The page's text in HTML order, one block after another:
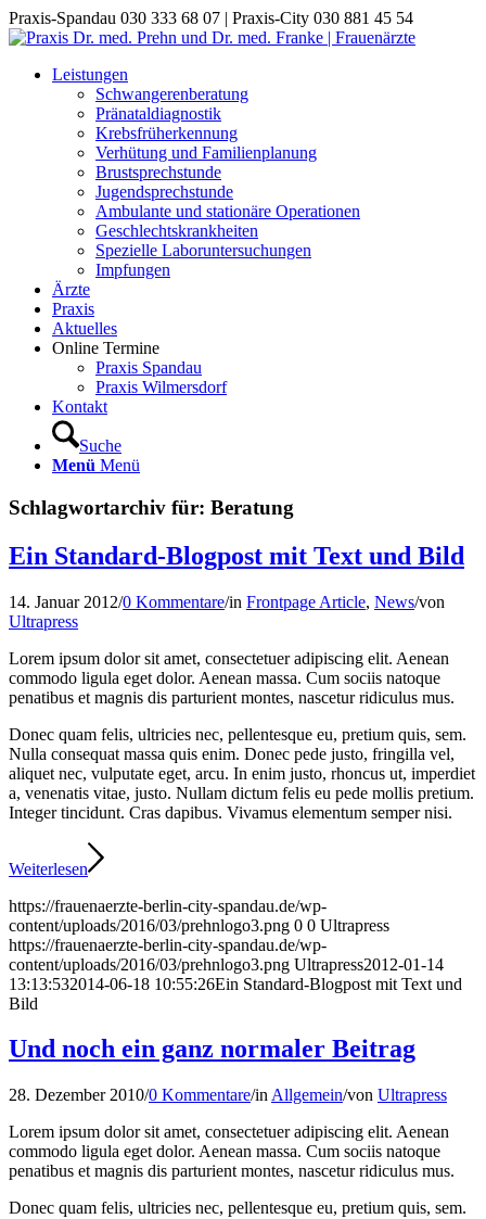
Praxis-Spandau 030 333 68 07 | Praxis-City 030 881 45 54
Leistungen
Schwangerenberatung
Pränataldiagnostik
Krebsfrüherkennung
Verhütung und Familienplanung
Brustsprechstunde
Jugendsprechstunde
Ambulante und stationäre Operationen
Geschlechtskrankheiten
Spezielle Laboruntersuchungen
Impfungen
Ärzte
Praxis
Aktuelles
Online Termine
Praxis Spandau
Praxis Wilmersdorf
Kontakt
Suche
Menü Menü
Schlagwortarchiv für: Beratung
Ein Standard-Blogpost mit Text und Bild
14. Januar 2012/0 Kommentare/in Frontpage Article, News/von
Ultrapress
Lorem ipsum dolor sit amet, consectetuer adipiscing elit. Aenean
commodo ligula eget dolor. Aenean massa. Cum sociis natoque
penatibus et magnis dis parturient montes, nascetur ridiculus mus.
Donec quam felis, ultricies nec, pellentesque eu, pretium quis, sem.
Nulla consequat massa quis enim. Donec pede justo, fringilla vel,
aliquet nec, vulputate eget, arcu. In enim justo, rhoncus ut, imperdiet
a, venenatis vitae, justo. Nullam dictum felis eu pede mollis pretium.
Integer tincidunt. Cras dapibus. Vivamus elementum semper nisi.
Weiterlesen
https://frauenaerzte-berlin-city-spandau.de/wp-
content/uploads/2016/03/prehnlogo3.png 0 0 Ultrapress
https://frauenaerzte-berlin-city-spandau.de/wp-
content/uploads/2016/03/prehnlogo3.png Ultrapress2012-01-14
13:13:532014-06-18 10:55:26Ein Standard-Blogpost mit Text und
Bild
Und noch ein ganz normaler Beitrag
28. Dezember 2010/0 Kommentare/in Allgemein/von Ultrapress
Lorem ipsum dolor sit amet, consectetuer adipiscing elit. Aenean
commodo ligula eget dolor. Aenean massa. Cum sociis natoque
penatibus et magnis dis parturient montes, nascetur ridiculus mus.
Donec quam felis, ultricies nec, pellentesque eu, pretium quis, sem.